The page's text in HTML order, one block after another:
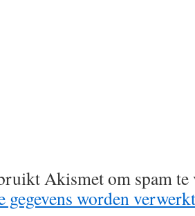
Akismet om spam
gegevens worden verwerkt